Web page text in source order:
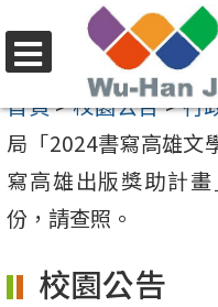
至
要
內
容
選
單
首頁>校園公告>行
局「2024書寫高雄文
寫高雄出版獎助計
份，請查照。
校園公告